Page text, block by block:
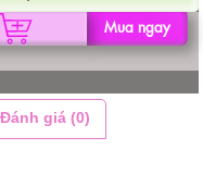
Mua ngay
Đánh giá (0)